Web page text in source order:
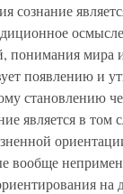
сознание
понимания мира
появлению и
становлению
является в том
вообще
на